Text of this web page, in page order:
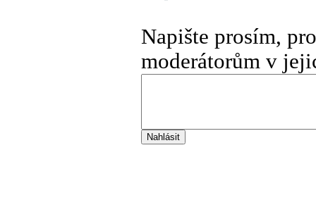
Napište prosím,
moderátorům v